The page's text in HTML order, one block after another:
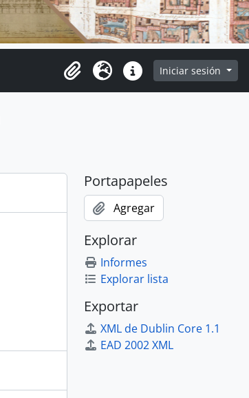
Portapapeles
Idioma Enlaces rápidos
Iniciar sesión
Portapapeles
Agregar
Explorar
Informes
Explorar lista
Exportar
XML de Dublin Core 1.1
EAD 2002 XML